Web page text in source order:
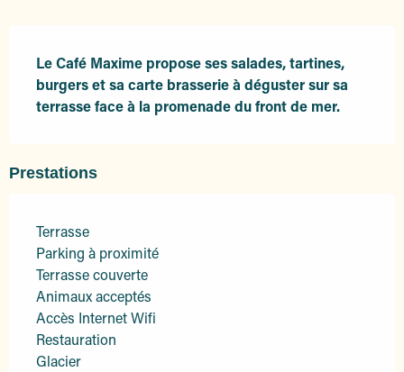
Le Café Maxime propose ses salades, tartines,
burgers et sa carte brasserie à déguster sur sa
terrasse face à la promenade du front de mer.
Prestations
Terrasse
Parking à proximité
Terrasse couverte
Animaux acceptés
Accès Internet Wifi
Restauration
Glacier